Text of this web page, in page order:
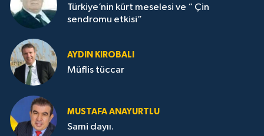
Türkiye’nin kürt meselesi ve “ Çin
sendromu etkisi”
AYDIN KIROBALI
Müflis tüccar
MUSTAFA ANAYURTLU
Sami dayıı.